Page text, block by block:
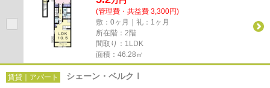
(管理費・共益費 3,300円)
敷：0ヶ月｜礼：1ヶ月
所在階：2階
間取り：1LDK
面積：46.28㎡
賃貸｜アパート シェーン・ベルクⅠ